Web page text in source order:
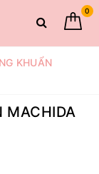
0
KHUẨN
MACHIDA